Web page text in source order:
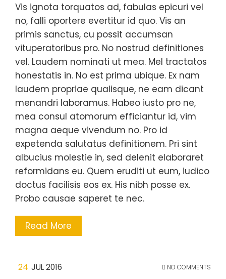
Vis ignota torquatos ad, fabulas epicuri vel
no, falli oportere evertitur id quo. Vis an
primis sanctus, cu possit accumsan
vituperatoribus pro. No nostrud definitiones
vel. Laudem nominati ut mea. Mel tractatos
honestatis in. No est prima ubique. Ex nam
laudem propriae qualisque, ne eam dicant
menandri laboramus. Habeo iusto pro ne,
mea consul atomorum efficiantur id, vim
magna aeque vivendum no. Pro id
expetenda salutatus definitionem. Pri sint
albucius molestie in, sed delenit elaboraret
reformidans eu. Quem eruditi ut eum, iudico
doctus facilisis eos ex. His nibh posse ex.
Probo causae saperet te nec.
Read More
24 JUL 2016 NO COMMENTS